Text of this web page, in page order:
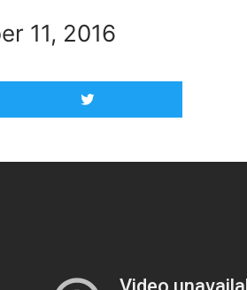
11, 2016